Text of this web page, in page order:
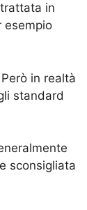
in
esempio
in realtà
standard
sconsigliata